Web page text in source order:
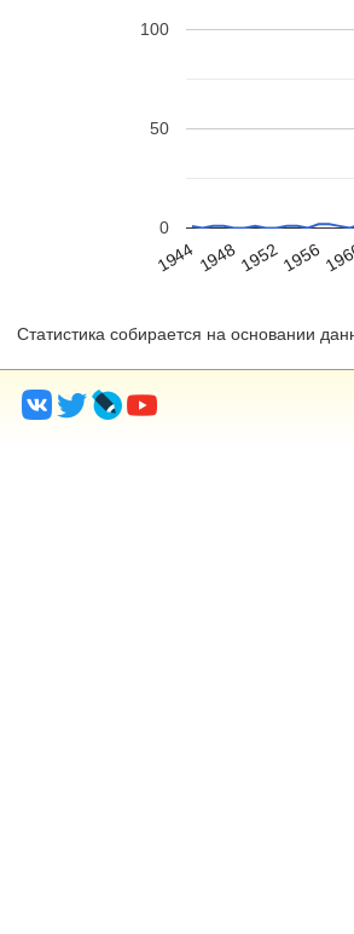
1944 194819521956
0
50
100
Статистика собирается на основании